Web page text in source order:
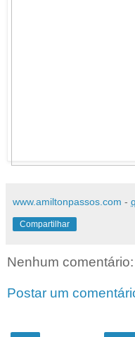
www.amiltonpassos.com -
Compartilhar
Nenhum comentário:
Postar um